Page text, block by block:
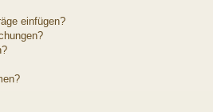
einfügen?